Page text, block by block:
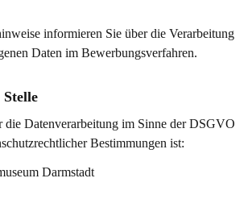
informieren Sie über die Verarbeitung
Daten im Bewerbungsverfahren.
die Datenverarbeitung im Sinne der DSGVO
Bestimmungen ist:
Darmstadt